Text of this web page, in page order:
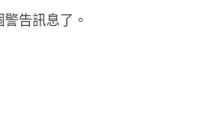
告訊息了。